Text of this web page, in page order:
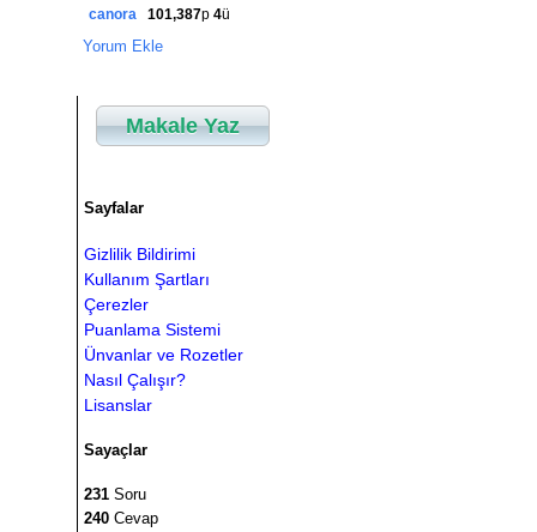
canora
101,387p 4ü
Yorum Ekle
Makale Yaz
Sayfalar
Gizlilik Bildirimi
Kullanım Şartları
Çerezler
Puanlama Sistemi
Ünvanlar ve Rozetler
Nasıl Çalışır?
Lisanslar
Sayaçlar
231 Soru
240 Cevap